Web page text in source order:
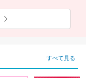
すべて見る